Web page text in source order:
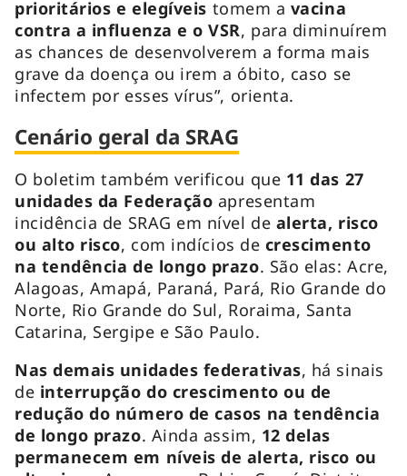
prioritários e elegíveis tomem a vacina
contra a influenza e o VSR, para diminuírem
as chances de desenvolverem a forma mais
grave da doença ou irem a óbito, caso se
infectem por esses vírus”, orienta.
Cenário geral da SRAG
O boletim também verificou que 11 das 27
unidades da Federação apresentam
incidência de SRAG em nível de alerta, risco
ou alto risco, com indícios de crescimento
na tendência de longo prazo. São elas: Acre,
Alagoas, Amapá, Paraná, Pará, Rio Grande do
Norte, Rio Grande do Sul, Roraima, Santa
Catarina, Sergipe e São Paulo.
Nas demais unidades federativas, há sinais
de interrupção do crescimento ou de
redução do número de casos na tendência
de longo prazo. Ainda assim, 12 delas
permanecem em níveis de alerta, risco ou